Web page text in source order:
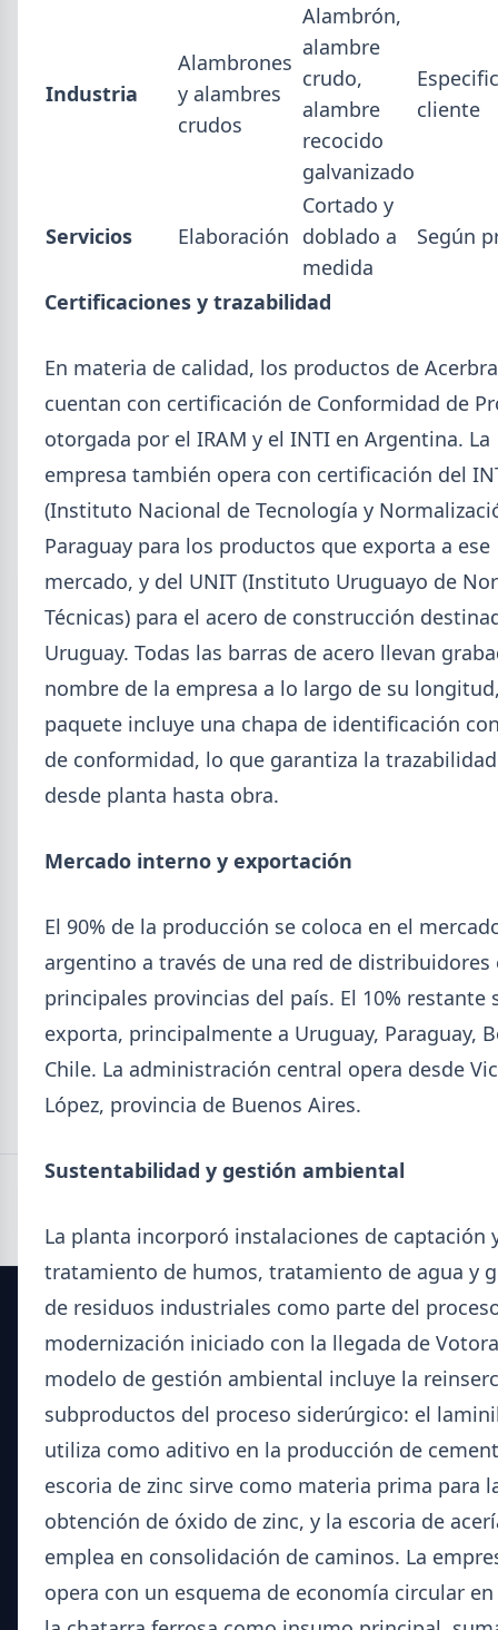
Recibí el reporte semanal más actualizado de novedades
REGISTRESE GRATIS
SIDERDATO
El portal líder en información para la industria siderúrgica
y el mercado del acero en Argentina.
Secciones
Noticias del Sector
Datos Técnicos
Industria
Alambrones
y alambres
crudos
Alambrón,
alambre
crudo,
alambre
recocido
galvanizado
cliente
Servicios Elaboración
Cortado y
doblado a
medida
Según
Certificaciones y trazabilidad
En materia de calidad, los productos de
cuentan con certificación de Conformidad de
otorgada por el IRAM y el INTI en Argentina. La
empresa también opera con certificación del
(Instituto Nacional de Tecnología y
Paraguay para los productos que exporta a ese
mercado, y del UNIT (Instituto Uruguayo de
Técnicas) para el acero de construcción
Uruguay. Todas las barras de acero llevan
nombre de la empresa a lo largo de su
paquete incluye una chapa de identificación
de conformidad, lo que garantiza la
desde planta hasta obra.
Mercado interno y exportación
El 90% de la producción se coloca en el
argentino a través de una red de distribuidores
principales provincias del país. El 10% restante
exporta, principalmente a Uruguay, Paraguay,
Chile. La administración central opera desde
López, provincia de Buenos Aires.
Sustentabilidad y gestión ambiental
La planta incorporó instalaciones de captación
tratamiento de humos, tratamiento de agua y
de residuos industriales como parte del
modernización iniciado con la llegada de
modelo de gestión ambiental incluye la
subproductos del proceso siderúrgico: el
utiliza como aditivo en la producción de
escoria de zinc sirve como materia prima para
obtención de óxido de zinc, y la escoria de
emplea en consolidación de caminos. La
opera con un esquema de economía circular